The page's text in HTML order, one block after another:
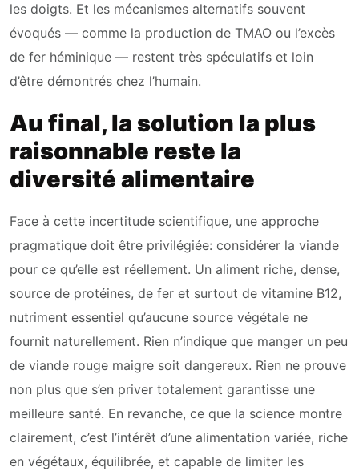
les doigts. Et les mécanismes alternatifs souvent
évoqués — comme la production de TMAO ou l’excès
de fer héminique — restent très spéculatifs et loin
d’être démontrés chez l’humain.
Au final, la solution la plus
raisonnable reste la
diversité alimentaire
Face à cette incertitude scientifique, une approche
pragmatique doit être privilégiée: considérer la viande
pour ce qu’elle est réellement. Un aliment riche, dense,
source de protéines, de fer et surtout de vitamine B12,
nutriment essentiel qu’aucune source végétale ne
fournit naturellement. Rien n’indique que manger un peu
de viande rouge maigre soit dangereux. Rien ne prouve
non plus que s’en priver totalement garantisse une
meilleure santé. En revanche, ce que la science montre
clairement, c’est l’intérêt d’une alimentation variée, riche
en végétaux, équilibrée, et capable de limiter les